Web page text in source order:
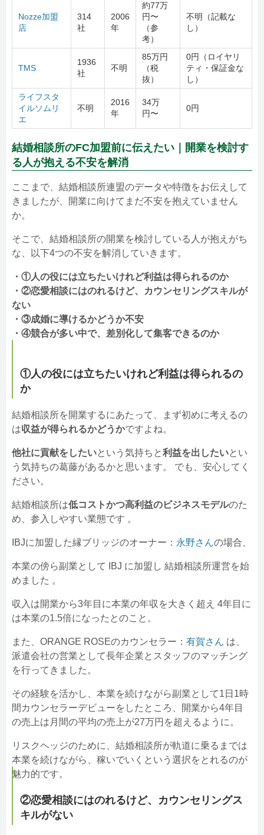
Nozze加盟
店
314
社
2006
年
約77万
円〜
（参
考）
不明（記載な
し）
TMS
1936
社
不明
85万円
（税
抜）
0円（ロイヤリ
ティ・保証金な
し）
ライフスタ
イルソムリ
エ
不明
2016
年
34万
円〜
0円
結婚相談所のFC加盟前に伝えたい｜開業を検討す
る人が抱える不安を解消
ここまで、結婚相談所連盟のデータや特徴をお伝えして
きましたが、開業に向けてまだ不安を抱えていません
か。
そこで、結婚相談所の開業を検討している人が抱えがち
な、以下4つの不安を解消していきます。
・①人の役には立ちたいけれど利益は得られるのか
・②恋愛相談にはのれるけど、カウンセリングスキルが
ない
・③成婚に導けるかどうか不安
・④競合が多い中で、差別化して集客できるのか
①人の役には立ちたいけれど利益は得られるの
か
結婚相談所を開業するにあたって、まず初めに考えるの
は収益が得られるかどうかですよね。
他社に貢献をしたいという気持ちと利益を出したいとい
う気持ちの葛藤があるかと思います。 でも、安心してく
ださい。
結婚相談所は低コストかつ高利益のビジネスモデルのた
め、参入しやすい業態です 。
IBJに加盟した縁ブリッジのオーナー： 永野さんの場合、
本業の傍ら副業として IBJ に加盟し 結婚相談所運営を始
めました 。
収入は開業から3年目に本業の年収を大きく超え 4年目に
は本業の1.5倍になったとのこと。
また、ORANGE ROSEのカウンセラー： 有賀さん は、
派遣会社の営業として長年企業とスタッフのマッチング
を行ってきました。
その経験を活かし、本業を続けながら副業として1日1時
間カウンセラーデビューをしたところ、開業から4年目
の売上は月間の平均の売上が27万円を超えるように。
リスクヘッジのために、結婚相談所が軌道に乗るまでは
本業を続けながら、稼いでいくという選択をとれるのが
魅力的です。
②恋愛相談にはのれるけど、カウンセリングス
キルがない